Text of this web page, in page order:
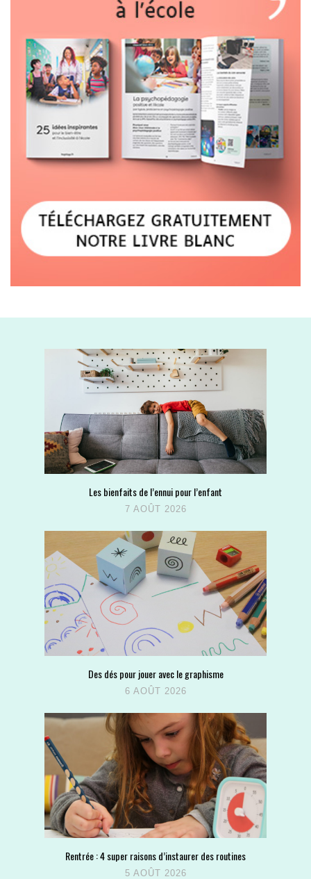
Les bienfaits de l’ennui pour l’enfant
7 AOÛT 2026
Des dés pour jouer avec le graphisme
6 AOÛT 2026
Rentrée : 4 super raisons d’instaurer des routines
5 AOÛT 2026